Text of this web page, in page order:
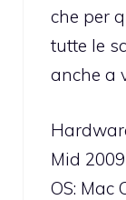
che per
tutte le
anche a
Mid 2009
OS: Mac